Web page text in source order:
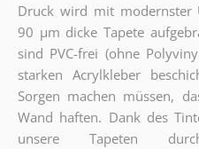
Druck wird mit modernster
90 µm dicke Tapete
sind PVC-frei (ohne
starken Acrylkleber
Sorgen machen müssen,
Wand haften. Dank des
unsere Tapeten